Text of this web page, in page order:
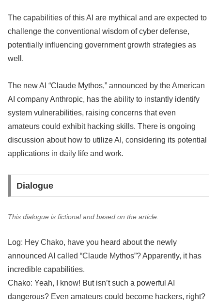
The capabilities of this AI are mythical and are expected to
challenge the conventional wisdom of cyber defense,
potentially influencing government growth strategies as
well.
The new AI “Claude Mythos,” announced by the American
AI company Anthropic, has the ability to instantly identify
system vulnerabilities, raising concerns that even
amateurs could exhibit hacking skills. There is ongoing
discussion about how to utilize AI, considering its potential
applications in daily life and work.
Dialogue
This dialogue is fictional and based on the article.
Log: Hey Chako, have you heard about the newly
announced AI called “Claude Mythos”? Apparently, it has
incredible capabilities.
Chako: Yeah, I know! But isn’t such a powerful AI
dangerous? Even amateurs could become hackers, right?